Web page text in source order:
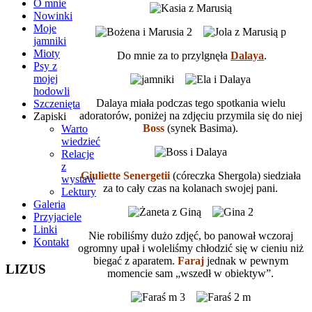
Do mnie za to przylgnęłaDalaya.
Dalaya miała podczas tego spotkania wielu
adoratorów, poniżej na zdjęciu przymila się do niej
Boss (synek Basima).
Giuliette Senergetii(córeczka Shergola) siedziała
za to cały czas na kolanach swojej pani.
Nie robiliśmy dużo zdjęć, bo panował wczoraj
ogromny upał i woleliśmy chłodzić się w cieniu niż
biegać z aparatem. Farajjednak w pewnym
momencie sam „wszedł w obiektyw”.
O mnie
Nowinki
Moje
jamniki
Mioty
Psy z
mojej
hodowli
Szczenięta
Zapiski
Warto
wiedzieć
Relacje
z
wystaw
Lektury
Galeria
Przyjaciele
Linki
Kontakt
LIZUS